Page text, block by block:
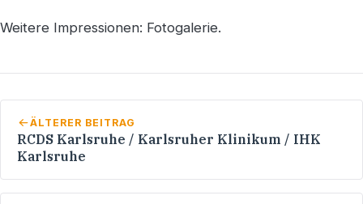
Weitere Impressionen: Fotogalerie.
ÄLTERER BEITRAG
RCDS Karlsruhe / Karlsruher Klinikum / IHK
Karlsruhe